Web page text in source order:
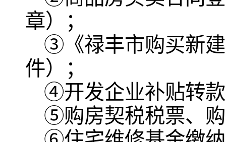
章）；
③《禄丰市购买新
件）；
④开发企业补贴转
⑤购房契税税票、